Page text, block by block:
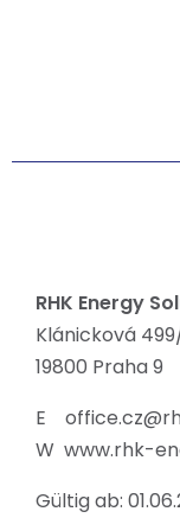
RHK Energy
Klánicková
19800 Praha 9
E
W www.rhk-
Gültig ab: